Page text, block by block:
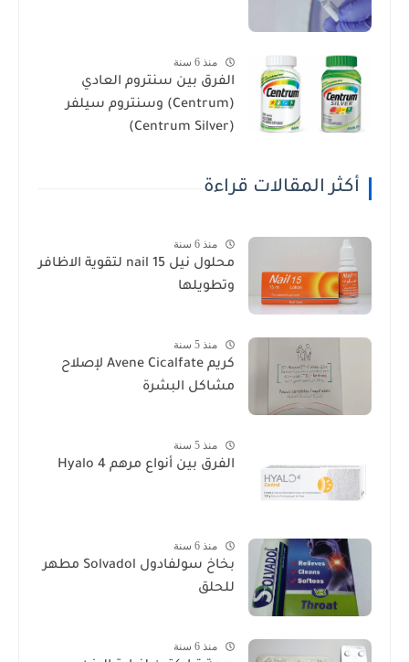
منذ 6 سنة
الفرق بين سنتروم العادي
(Centrum) وسنتروم سيلفر
(Centrum Silver)
أكثر المقالات قراءة
منذ 6 سنة
محلول نيل nail 15 لتقوية الاظافر
وتطويلها
منذ 5 سنة
كريم Avene Cicalfate لإصلاح
مشاكل البشرة
منذ 5 سنة
الفرق بين أنواع مرهم Hyalo 4
منذ 6 سنة
بخاخ سولفادول Solvadol مطهر
للحلق
منذ 6 سنة